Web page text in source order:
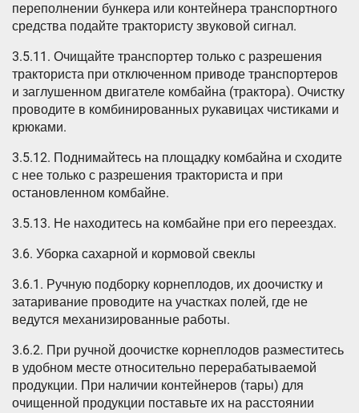
переполнении бункера или контейнера транспортного
средства подайте трактористу звуковой сигнал.
3.5.11. Очищайте транспортер только с разрешения
тракториста при отключенном приводе транспортеров
и заглушенном двигателе комбайна (трактора). Очистку
проводите в комбинированных рукавицах чистиками и
крюками.
3.5.12. Поднимайтесь на площадку комбайна и сходите
с нее только с разрешения тракториста и при
остановленном комбайне.
3.5.13. Не находитесь на комбайне при его переездах.
3.6. Уборка сахарной и кормовой свеклы
3.6.1. Ручную подборку корнеплодов, их доочистку и
затаривание проводите на участках полей, где не
ведутся механизированные работы.
3.6.2. При ручной доочистке корнеплодов разместитесь
в удобном месте относительно перерабатываемой
продукции. При наличии контейнеров (тары) для
очищенной продукции поставьте их на расстоянии